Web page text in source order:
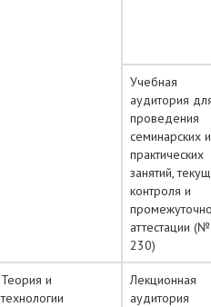
Учебная
аудитория
проведения
семинарских и
практических
занятий,
контроля и
аттестации
230)
Теория и
технологии
Лекционная
аудитория